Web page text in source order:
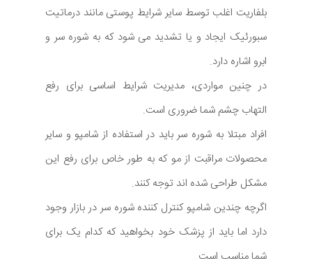
بلفاریت اغلب توسط سایر شرایط پوستی مانند درماتیت
سبورئیک ایجاد و یا تشدید می شود که به شوره سر و
ابرو اشاره دارد.
در چنین مواردی، مدیریت شرایط اساسی برای رفع
التهاب چشم شما ضروری است.
افراد مبتلا به شوره سر باید در استفاده از شامپو و سایر
محصولات مراقبت از مو که به طور خاص برای رفع این
مشکل طراحی شده اند توجه کنند.
اگرچه چندین شامپو کنترل کننده شوره سر در بازار وجود
دارد اما باید از پزشک خود بخواهید که کدام یک برای